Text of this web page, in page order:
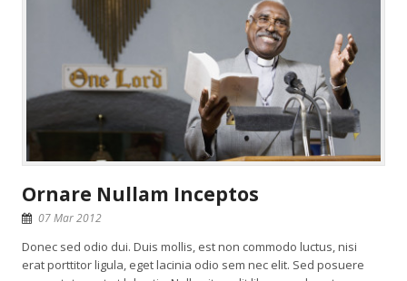
Ornare Nullam Inceptos
07 Mar 2012
Donec sed odio dui. Duis mollis, est non commodo luctus, nisi
erat porttitor ligula, eget lacinia odio sem nec elit. Sed posuere